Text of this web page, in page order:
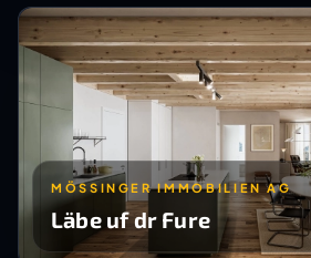
MÖSSINGER IMMOBILIEN AG
Läbe uf dr Fure